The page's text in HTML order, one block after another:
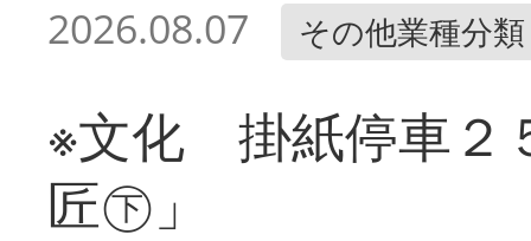
2026.08.07 その他業種分類
※文化 掛紙停車２
匠㊦」